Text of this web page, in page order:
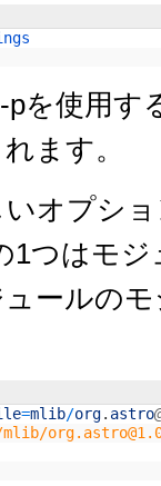
pを使用す
ます。
オプシ
1つはモ
ールの
=mlib/org. astro